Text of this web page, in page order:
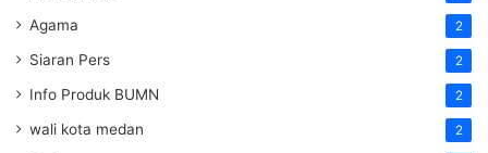
Agama 2
Siaran Pers 2
Info Produk BUMN 2
wali kota medan 2